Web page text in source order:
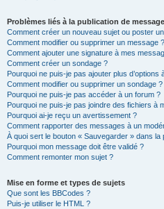
Problèmes liés à la publication de
Comment créer un nouveau sujet ou poster
Comment modifier ou supprimer un message ?
Comment ajouter une signature à mes
Comment créer un sondage ?
Pourquoi ne puis-je pas ajouter plus d’options
Comment modifier ou supprimer un sondage ?
Pourquoi ne puis-je pas accéder à un forum ?
Pourquoi ne puis-je pas joindre des fichiers à
Pourquoi ai-je reçu un avertissement ?
Comment rapporter des messages à un
À quoi sert le bouton « Sauvegarder » dans
Pourquoi mon message doit être validé ?
Comment remonter mon sujet ?
Mise en forme et types de sujets
Que sont les BBCodes ?
Puis-je utiliser le HTML ?